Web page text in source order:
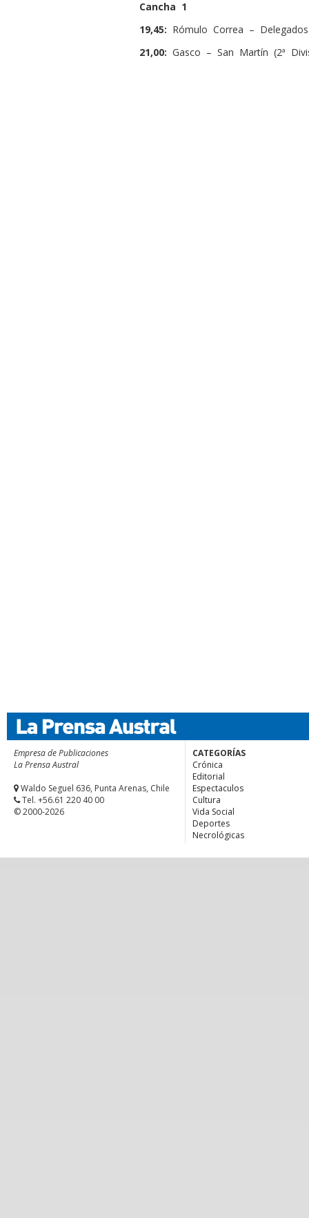
Cancha 1
19,45: Rómulo Correa –
21,00: Gasco – San Martín (2ª
Empresa de Publicaciones
La Prensa Austral
Waldo Seguel 636, Punta Arenas, Chile
Tel. +56.61 220 40 00
© 2000-2026
CATEGORÍAS
Crónica
Editorial
Espectaculos
Cultura
Vida Social
Deportes
Necrológicas